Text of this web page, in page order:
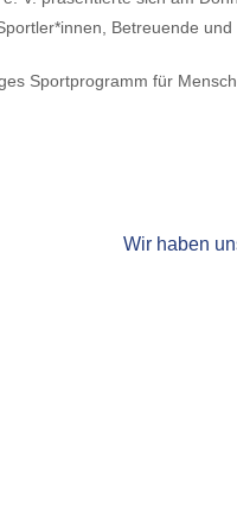
Betreuende und
Sportprogramm für
Wir haben